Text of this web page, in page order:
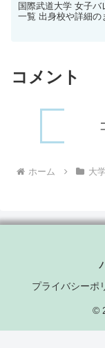
国際武道大学 女子バ
一覧 出身校や詳細の
コメント
ホーム 大
プライバシーポ
©